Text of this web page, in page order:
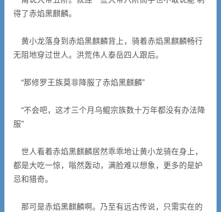
得了赤焰黑麒麟。
黄小龙落身到赤焰黑麒麟背上，骑着赤焰黑麒麟畅行
无阻地穿过世人。洪荒伟人泰岳四人跟后。
“那修罗王族莫非降服了赤焰黑麒麟”
“不会吧，这才三个月乌鲲宗族数十万年都没有办法降
服”
世人看着赤焰黑麒麟居然乖乖地让黄小龙骑在身上，
都是大吃一惊，嗡然轰动，满脸难以想象，更多的是妒
忌和猎奇。
那可是赤焰黑麒麟啊。乃至有远古传说，只需实在的